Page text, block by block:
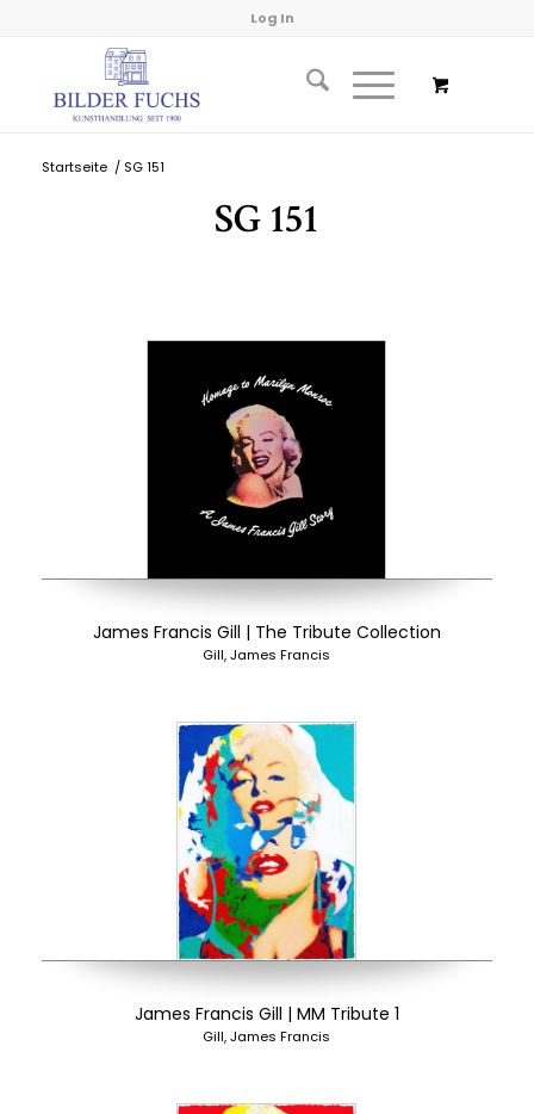
Log In
Startseite / SG 151
SG 151
James Francis Gill | The Tribute Collection
Gill, James Francis
James Francis Gill | MM Tribute 1
Gill, James Francis